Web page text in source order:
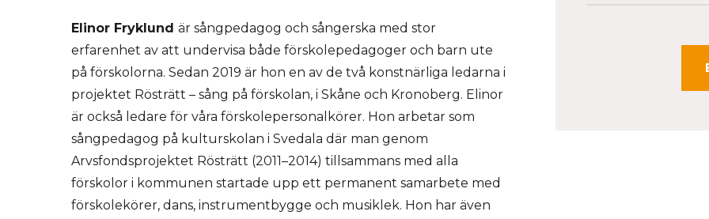
Elinor Fryklund är sångpedagog och sångerska med stor
erfarenhet av att undervisa både förskolepedagoger och barn ute
på förskolorna. Sedan 2019 är hon en av de två konstnärliga ledarna i
projektet Rösträtt – sång på förskolan, i Skåne och Kronoberg. Elinor
är också ledare för våra förskolepersonalkörer. Hon arbetar som
sångpedagog på kulturskolan i Svedala där man genom
Arvsfondsprojektet Rösträtt (2011–2014) tillsammans med alla
förskolor i kommunen startade upp ett permanent samarbete med
förskolekörer, dans, instrumentbygge och musiklek. Hon har även